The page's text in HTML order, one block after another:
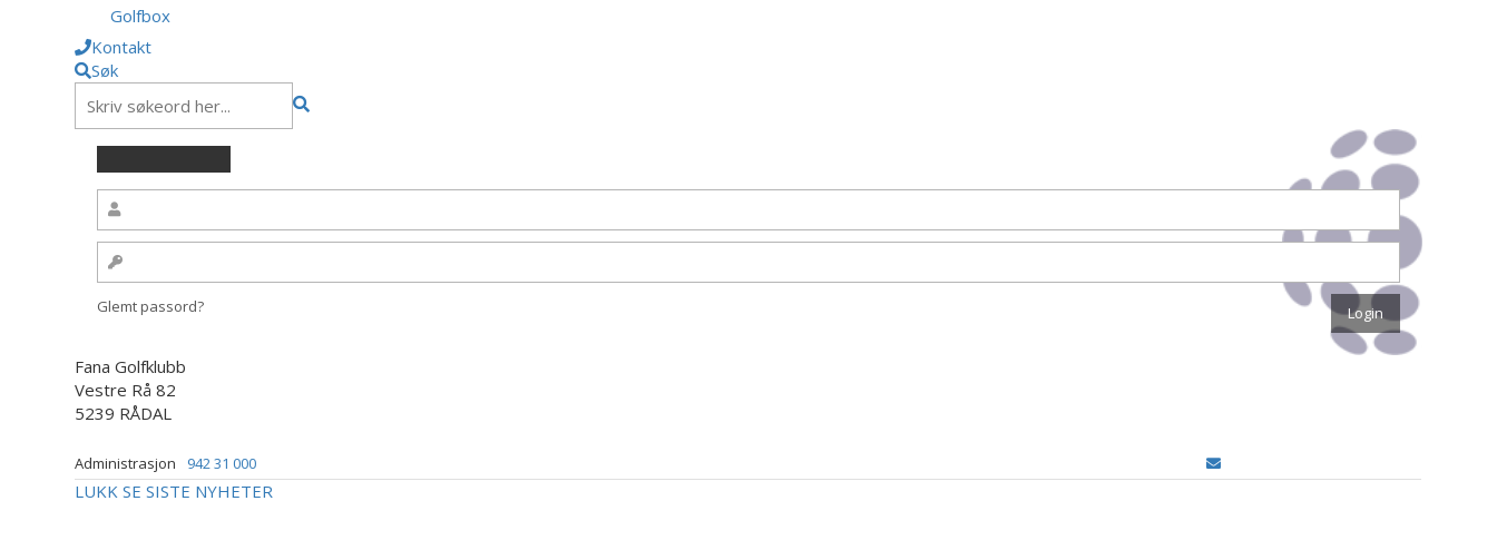
Golfbox
Kontakt
Søk
Glemt passord?
Fana Golfklubb
Vestre Rå 82
5239 RÅDAL
Administrasjon 942 31 000
LUKK SE SISTE NYHETER